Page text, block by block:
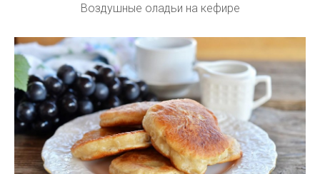
Воздушные оладьи на кефире